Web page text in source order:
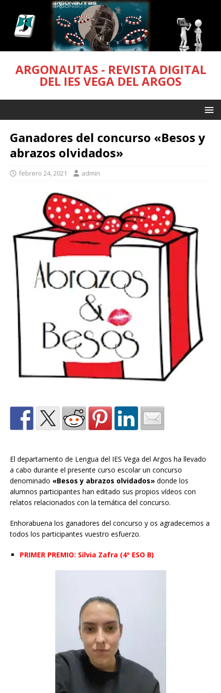
ARGONAUTAS - REVISTA DIGITAL
DEL IES VEGA DEL ARGOS
Ganadores del concurso «Besos y
abrazos olvidados»
febrero 24, 2021 admin
El departamento de Lengua del IES Vega del Argos ha llevado
a cabo durante el presente curso escolar un concurso
denominado «Besos y abrazos olvidados» donde los
alumnos participantes han editado sus propios vídeos con
relatos relacionados con la temática del concurso.
Enhorabuena los ganadores del concurso y os agradecemos a
todos los participantes vuestro esfuerzo.
PRIMER PREMIO: Silvia Zafra (4º ESO B)